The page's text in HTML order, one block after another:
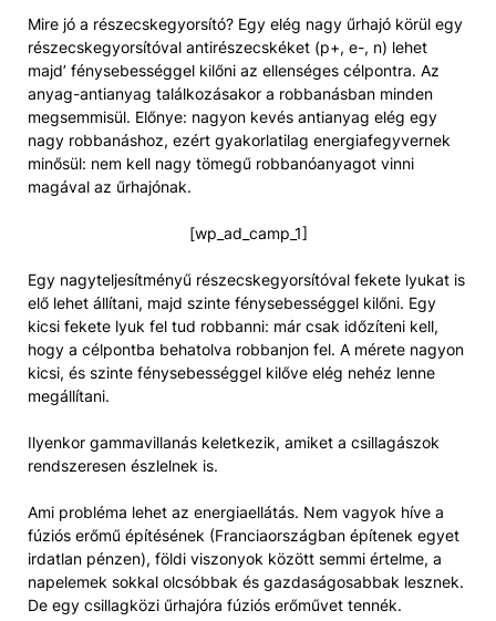
Mire jó a részecskegyorsító? Egy elég nagy űrhajó körül egy
részecskegyorsítóval antirészecskéket (p+, e-, n) lehet
majd’ fénysebességgel kilőni az ellenséges célpontra. Az
anyag-antianyag találkozásakor a robbanásban minden
megsemmisül. Előnye: nagyon kevés antianyag elég egy
nagy robbanáshoz, ezért gyakorlatilag energiafegyvernek
minősül: nem kell nagy tömegű robbanóanyagot vinni
magával az űrhajónak.
[wp_ad_camp_1]
Egy nagyteljesítményű részecskegyorsítóval fekete lyukat is
elő lehet állítani, majd szinte fénysebességgel kilőni. Egy
kicsi fekete lyuk fel tud robbanni: már csak időzíteni kell,
hogy a célpontba behatolva robbanjon fel. A mérete nagyon
kicsi, és szinte fénysebességgel kilőve elég nehéz lenne
megállítani.
Ilyenkor gammavillanás keletkezik, amiket a csillagászok
rendszeresen észlelnek is.
Ami probléma lehet az energiaellátás. Nem vagyok híve a
fúziós erőmű építésének (Franciaországban építenek egyet
irdatlan pénzen), földi viszonyok között semmi értelme, a
napelemek sokkal olcsóbbak és gazdaságosabbak lesznek.
De egy csillagközi űrhajóra fúziós erőművet tennék.